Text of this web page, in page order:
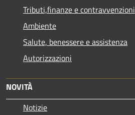
Tributi,finanze e contravvenzioni
Ambiente
Salute, benessere e assistenza
Autorizzazioni
NOVITÀ
Notizie